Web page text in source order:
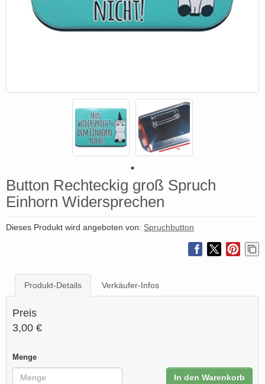
Button Rechteckig groß Spruch
Einhorn Widersprechen
Dieses Produkt wird angeboten von: Spruchbutton
Produkt-Details Verkäufer-Infos
Preis
3,00 €
Menge
In den Warenkorb